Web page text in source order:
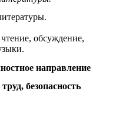
обсуждение,
направление
безопасность